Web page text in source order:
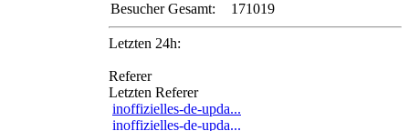
Besucher Gesamt:
171019
Letzten 24h:
Referer
Letzten Referer
inoffizielles-de-upda...
inoffizielles-de-upda...